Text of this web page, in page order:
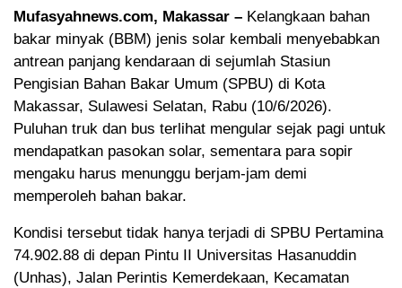
Mufasyahnews.com, Makassar – Kelangkaan bahan
bakar minyak (BBM) jenis solar kembali menyebabkan
antrean panjang kendaraan di sejumlah Stasiun
Pengisian Bahan Bakar Umum (SPBU) di Kota
Makassar, Sulawesi Selatan, Rabu (10/6/2026).
Puluhan truk dan bus terlihat mengular sejak pagi untuk
mendapatkan pasokan solar, sementara para sopir
mengaku harus menunggu berjam-jam demi
memperoleh bahan bakar.
Kondisi tersebut tidak hanya terjadi di SPBU Pertamina
74.902.88 di depan Pintu II Universitas Hasanuddin
(Unhas), Jalan Perintis Kemerdekaan, Kecamatan